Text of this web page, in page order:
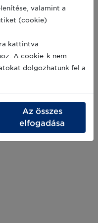
Ezt
napján.
valamint a
(cookie)
kattintva
A cookie-k nem
dolgozhatunk fel a
Az összes
elfogadása